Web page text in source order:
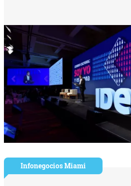
Infonegocios Miami